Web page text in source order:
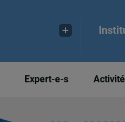
Expert-e-s